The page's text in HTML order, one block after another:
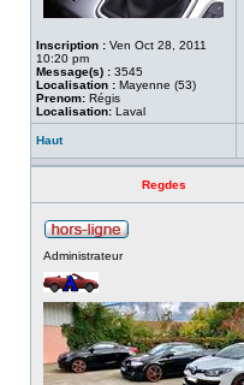
Inscription : Ven Oct 28, 2011
10:20 pm
Message(s) : 3545
Localisation : Mayenne (53)
Prenom: Régis
Localisation: Laval
Haut
Regdes
Administrateur